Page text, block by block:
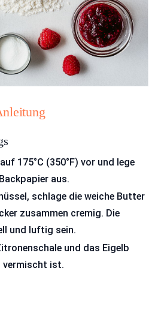
175°C (350°F) vor und lege
aus.
schlage die weiche Butter
zusammen cremig. Die
und luftig sein.
und das Eigelb
vermischt ist.